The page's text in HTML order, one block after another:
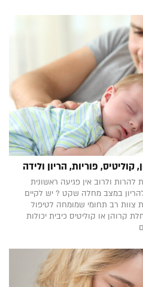
פוריות, הריון ולידה
להרות ולרוב אין פגיעה ראשונית
במצב מחלה שקט ? יש לקיים
צוות רב תחומי שמומחה לטיפול
קרוהן או קוליטיס כיבית יכולות